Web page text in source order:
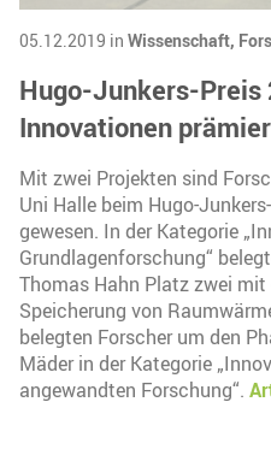
05.12.2019 in Wissenschaft,
Hugo-Junkers-Preis
Innovationen
Mit zwei Projekten sind
Uni Halle beim Hugo-
gewesen. In der Kategorie
Grundlagenforschung“
Thomas Hahn Platz zwei
Speicherung von
belegten Forscher um den
Mäder in der Kategorie
angewandten Forschung“.